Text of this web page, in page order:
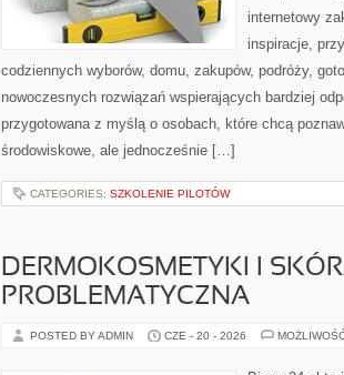
internetowy
inspiracje,
codziennych wyborów, domu, zakupów, podróży,
nowoczesnych rozwiązań wspierających bardziej
przygotowana z myślą o osobach, które chcą
środowiskowe, ale jednocześnie […]
CATEGORIES: SZKOLENIE PILOTÓW
DERMOKOSMETYKI I
PROBLEMATYCZNA
POSTED BY ADMIN CZE - 20 - 2026